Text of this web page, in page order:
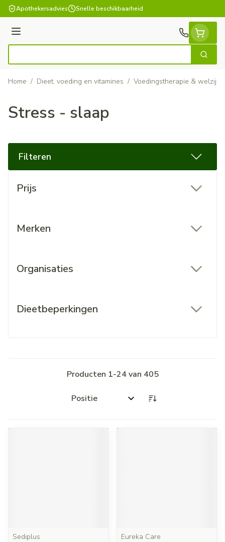
Ga naar de inhoud
Apothekersadvies Snelle beschikbaarheid
Menu
Zoek
Home / Dieet, voeding en vitamines / Voedingstherapie & welzijn
Stress - slaap
Filteren
Prijs
Merken
Organisaties
Dieetbeperkingen
Producten 1-24van 405
Sorteer op:
Sediplus
Eureka Care